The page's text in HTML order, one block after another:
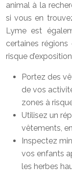
animal à la
si vous en
Lyme est
certaines
risque
Portez des
de vos
zones à
Utilisez un
vêtements,
Inspectez
vos enfants
les herbes